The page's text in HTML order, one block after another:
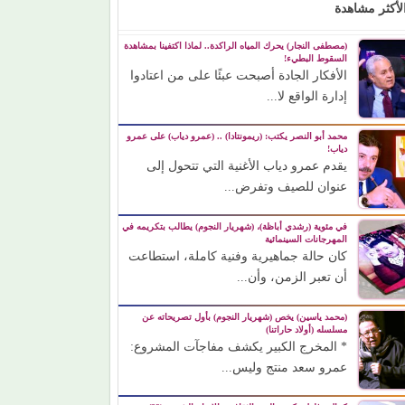
مشاهدة
(مصطفى النجار) يحرك المياه الراكدة.. لماذا اكتفينا بمشاهدة
السقوط البطيء!
الأفكار الجادة أصبحت عبئًا على من اعتادوا
إدارة الواقع لا...
محمد أبو النصر يكتب: (ريمونتادا) .. (عمرو دياب) على عمرو
دياب!
يقدم عمرو دياب الأغنية التي تتحول إلى
عنوان للصيف وتفرض...
في مئوية (رشدي أباظة)، (شهريار النجوم) يطالب بتكريمه في
المهرجانات السينمائية
كان حالة جماهيرية وفنية كاملة، استطاعت
أن تعبر الزمن، وأن...
(محمد ياسين) يخص (شهريار النجوم) بأول تصريحاته عن
مسلسله (أولاد حاراتنا)
* المخرج الكبير يكشف مفاجآت المشروع:
عمرو سعد منتج وليس...